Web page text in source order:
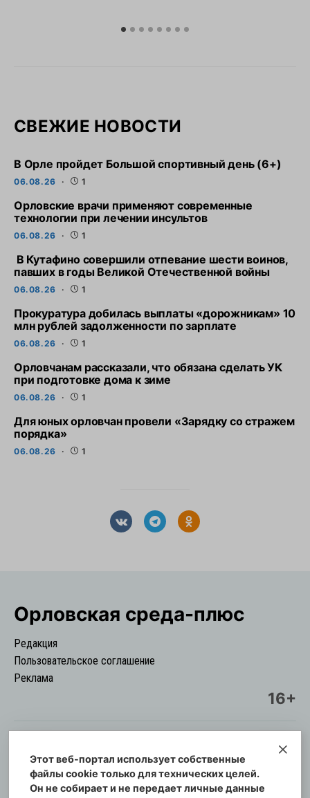
СВЕЖИЕ НОВОСТИ
В Орле пройдет Большой спортивный день (6+)
06.08.26 1
Орловские врачи применяют современные
технологии при лечении инсультов
06.08.26 1
В Кутафино совершили отпевание шести воинов,
павших в годы Великой Отечественной войны
06.08.26 1
Прокуратура добилась выплаты «дорожникам» 10
млн рублей задолженности по зарплате
06.08.26 1
Орловчанам рассказали, что обязана сделать УК
при подготовке дома к зиме
06.08.26 1
Для юных орловчан провели «Зарядку со стражем
порядка»
06.08.26 1
Орловская cреда-плюс
Редакция
Пользовательское соглашение
Реклама
16+
© Информационный городской портал
Орловская cреда-плюс, 2021-2026
Этот веб-портал использует собственные
файлы cookie только для технических целей.
Он не собирает и не передает личные данные